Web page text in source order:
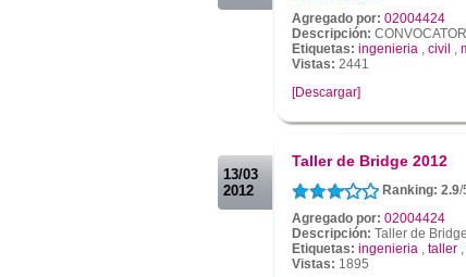
Agregado por: 02004424
Descripción:
Etiquetas: ingenieria , civil ,
Vistas: 2441
[Descargar]
13/03
2012
Taller de Bridge 2012
Ranking: 2.9/
Agregado por: 02004424
Descripción: Taller de
Etiquetas: ingenieria , taller ,
Vistas: 1895